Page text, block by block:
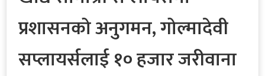
प्रशासनको अनुगमन, गोल्मादेवी
सप्लायर्सलाई १० हजार जरीवाना